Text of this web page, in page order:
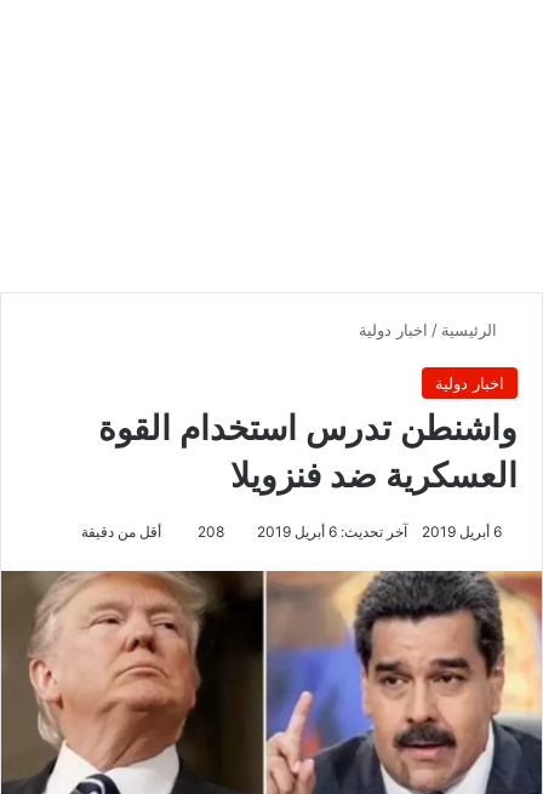
الرئيسية / اخبار دولية
اخبار دولية
واشنطن تدرس استخدام القوة
العسكرية ضد فنزويلا
6 أبريل 2019 آخر تحديث: 6 أبريل 2019 208 أقل من دقيقة